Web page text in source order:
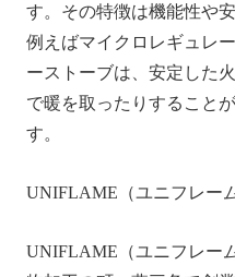
す。その特徴は機能性や
例えばマイクロレギュレ
ーストーブは、安定した
で暖を取ったりすること
す。
UNIFLAME（ユニフレーム
UNIFLAME（ユニフレー